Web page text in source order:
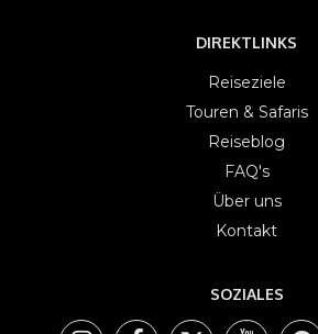
DIREKTLINKS
Reiseziele
Touren & Safaris
Reiseblog
FAQ's
Über uns
Kontakt
SOZIALES